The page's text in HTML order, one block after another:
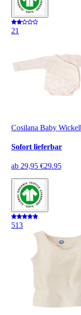
21
Cosilana Baby
Sofort lieferbar
ab 29,95 €29.95
513